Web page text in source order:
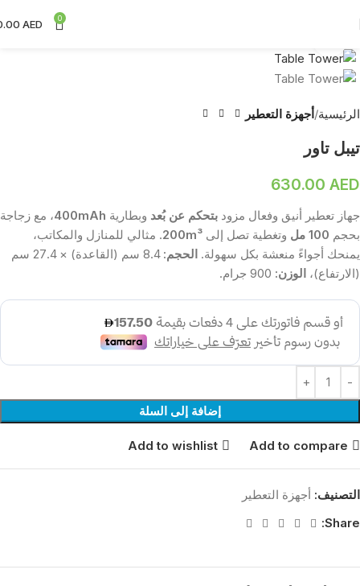
0
AED
الرئيسية أجهزة التعطير
تيبل تاور
630.00 AED
جهاز تعطير أنيق وفعال مزود بتحكم عن بُعد وبطارية 400mAh، مع زجاجة
بحجم 100 مل وتغطية تصل إلى 200m³. مثالي للمنازل والمكاتب،
يمنحك أجواءً منعشة بكل سهولة. الحجم:
8.4 سم (القاعدة) × 27.4 سم
(الارتفاع)، الوزن:
إضافة إلى السلة
Add to compare
Add to wishlist
التصنيف: أجهزة التعطير
Share: